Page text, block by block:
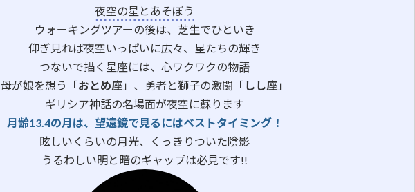
夜空の星とあそぼう
ウォーキングツアーの後は、芝生でひといき
仰ぎ見れば夜空いっぱいに広々、星たちの輝き
つないで描く星座には、心ワクワクの物語
母が娘を想う「おとめ座 」、 勇者と獅子の激闘「 しし座 」
ギリシア神話の名場面が夜空に蘇ります
月齢13.4の月は、望遠鏡で見るにはベストタイミング！
眩しいくらいの月光、くっきりついた陰影
うるわしい明と暗のギャップは必見です!!